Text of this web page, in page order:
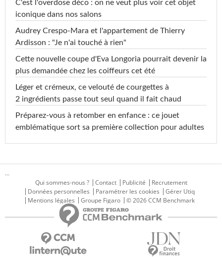
C'est l'overdose déco : on ne veut plus voir cet objet
iconique dans nos salons
Audrey Crespo-Mara et l'appartement de Thierry
Ardisson : "Je n'ai touché à rien"
Cette nouvelle coupe d'Eva Longoria pourrait devenir la
plus demandée chez les coiffeurs cet été
Léger et crémeux, ce velouté de courgettes à
2 ingrédients passe tout seul quand il fait chaud
Préparez-vous à retomber en enfance : ce jouet
emblématique sort sa première collection pour adultes
...
Qui sommes-nous ?
Contact Publicité
Recrutement
Données personnelles
Paramétrer les cookies
Gérer Utiq
Mentions légales
Groupe Figaro © 2026 CCM Benchmark